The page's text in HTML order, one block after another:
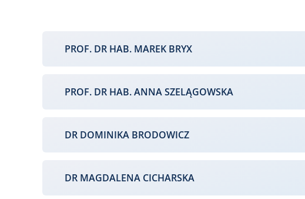
PROF. DR HAB. MAREK BRYX
PROF. DR HAB. ANNA SZELĄGOWSKA
DR DOMINIKA BRODOWICZ
DR MAGDALENA CICHARSKA